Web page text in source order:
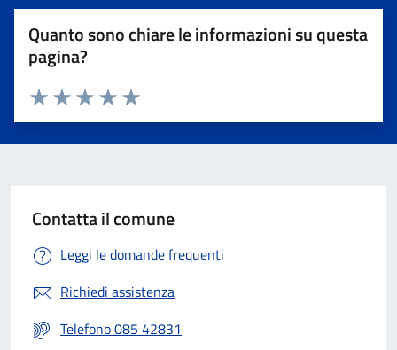
Quanto sono chiare le informazioni su questa
pagina?
Valuta 5 stelle su 5
Valuta 4 stelle su 5
Valuta 3 stelle su 5
Valuta 2 stelle su 5
Valuta 1 stelle su 5
Contatta il comune
Leggi le domande frequenti
Richiedi assistenza
Telefono 085 42831